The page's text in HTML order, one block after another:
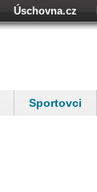
Úschovna.cz
Sportovci